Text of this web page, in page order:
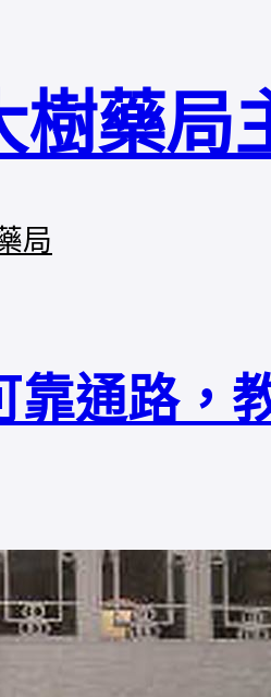
樹藥局
局
通路，